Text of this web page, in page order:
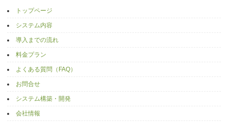
トップページ
システム内容
導入までの流れ
料金プラン
よくある質問（FAQ）
お問合せ
システム構築・開発
会社情報